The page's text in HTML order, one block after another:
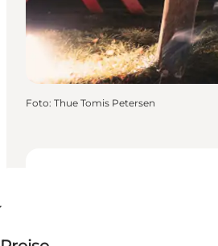
Termine und Uhrzeiten
Foto: Thue Tomis Petersen